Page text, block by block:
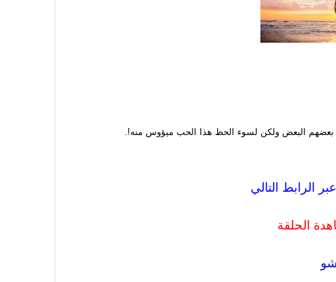
البعض ولكن لسوء الحظ هذا الحب ميؤوس منه!.
الحلقة